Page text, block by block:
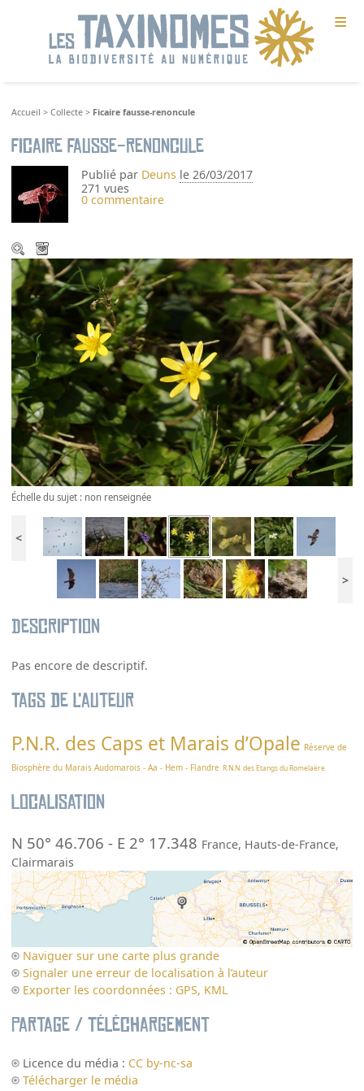
≡
Accueil >Collecte > Ficaire fausse-renoncule
Ficaire fausse-renoncule
Publié par Deuns le 26/03/2017
271 vues
0 commentaire
Échelle du sujet : non renseignée
<
>
Description
Pas encore de descriptif.
Tags de l’auteur
P.N.R. des Caps et Marais d’Opale Réserve de
Biosphère du Marais Audomarois - Aa - Hem - Flandre R.N.N. des Etangs du Romelaëre
Localisation
N 50° 46.706 - E 2° 17.348 France, Hauts-de-France,
Clairmarais
Naviguer sur une carte plus grande
Signaler une erreur de localisation à l’auteur
Exporter les coordonnées : GPS, KML
Partage / Téléchargement
Licence du média : CC by-nc-sa
Télécharger le média